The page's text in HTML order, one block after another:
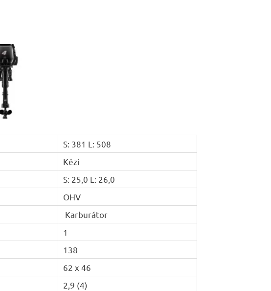
S: 381 L: 508
Kézi
S: 25,0 L: 26,0
OHV
Karburátor
1
138
62 x 46
2,9 (4)